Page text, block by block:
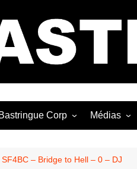
Bastringue Corp Médias
Albums / EP
SF4BC – Bridge to Hell – 0 – DJ